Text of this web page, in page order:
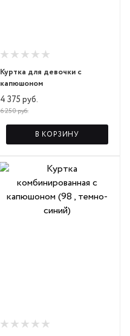
Куртка для девочки с
капюшоном
4 375 руб.
6 250 руб.
В КОРЗИНУ